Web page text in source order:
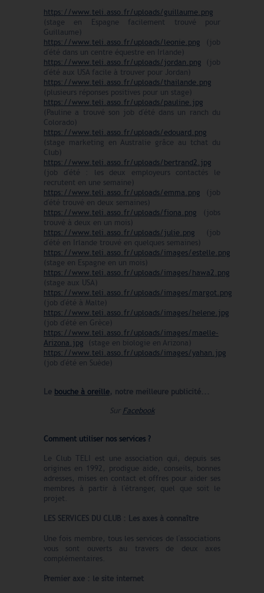
https://www.teli.asso.fr/uploads/guillaume.png
(stage en Espagne facilement trouvé pour
Guillaume)
https://www.teli.asso.fr/uploads/leonie.png (job
d'été dans un centre équestre en Irlande)
https://www.teli.asso.fr/uploads/jordan.png (job
d'été aux USA facile à trouver pour Jordan)
https://www.teli.asso.fr/uploads/thailande.png
(plusieurs réponses positives pour un stage)
https://www.teli.asso.fr/uploads/pauline.jpg
(Pauline a trouvé son job d'été dans un ranch du
Colorado)
https://www.teli.asso.fr/uploads/edouard.png
(stage marketing en Australie grâce au tchat du
Club)
https://www.teli.asso.fr/uploads/bertrand2.jpg
(job d'été : les deux employeurs contactés le
recrutent en une semaine)
https://www.teli.asso.fr/uploads/emma.png (job
d'été trouvé en deux semaines)
https://www.teli.asso.fr/uploads/fiona.png (jobs
trouvé à deux en un mois)
https://www.teli.asso.fr/uploads/julie.png (job
d'été en Irlande trouvé en quelques semaines)
https://www.teli.asso.fr/uploads/images/estelle.png
(stage en Espagne en un mois)
https://www.teli.asso.fr/uploads/images/hawa2.png
(stage aux USA)
https://www.teli.asso.fr/uploads/images/margot.png
(job d'été à Malte)
https://www.teli.asso.fr/uploads/images/helene.jpg
(job d'été en Grèce)
https://www.teli.asso.fr/uploads/images/maelle-
Arizona.jpg (stage en biologie en Arizona)
https://www.teli.asso.fr/uploads/images/yahan.jpg
(job d'été en Suède)
Le bouche à oreille, notre meilleure publicité...
Sur Facebook
Comment utiliser nos services ?
Le Club TELI est une association qui, depuis ses
origines en 1992, prodigue aide, conseils, bonnes
adresses, mises en contact et offres pour aider ses
membres à partir à l'étranger, quel que soit le
projet.
LES SERVICES DU CLUB : Les axes à connaître
Une fois membre, tous les services de l'associations
vous sont ouverts au travers de deux axes
complémentaires.
Premier axe : le site internet